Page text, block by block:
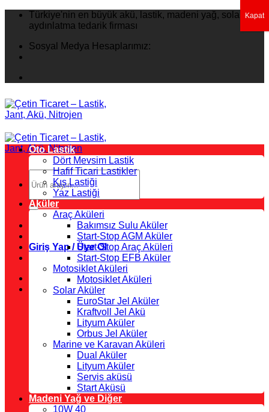
İçeriğeTürkiye'nin en büyük akü, lastik, madeni yağ, solar
aydınlatma tedarik firması
Sosyal Medya Hesaplarımız:
Ara:
Giriş Yap / Üye Ol
Oto Lastik
Dört Mevsim Lastik
Hafif Ticari Lastikler
Kış Lastiği
Yaz Lastiği
Aküler
Araç Aküleri
Bakımsız Sulu Aküler
Start-Stop AGM Aküler
Start-Stop Araç Aküleri
Start-Stop EFB Aküler
Motosiklet Aküleri
Motosiklet Aküleri
Solar Aküler
EuroStar Jel Aküler
Kraftvoll Jel Akü
Lityum Aküler
Orbus Jel Aküler
Marine ve Karavan Aküleri
Dual Aküler
Lityum Aküler
Servis aküsü
Start Aküsü
Madeni Yağ ve Diğer
10W 40
Kapat